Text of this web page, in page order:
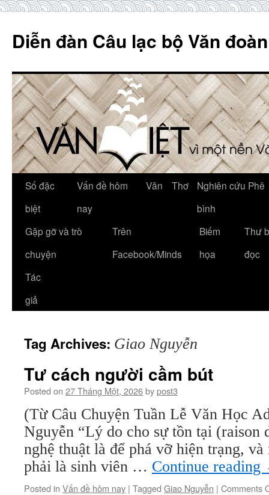
content
Diễn đàn Câu lạc bộ Văn
Số đặc
biệt
Vấn đề hôm
nay
Văn Thơ
Nghiên cứu Phê
bình
Gặp gỡ và trò
chuyện
Trên
Facebook/Minds
Biếm
họa
Thư
đọc
Tác
giả
Tag Archives: Giao Nguyễn
Tư cách người cầm bút
Posted on 27 Tháng Một, 2026bypost3
(Từ Câu Chuyện Tuần Lễ Văn Học
Nguyễn “Lý do cho sự tồn tại (raison
nghệ thuật là để phá vỡ hiện trạng,
phải là sinh viên … Continue reading
Posted in Vấn đề hôm nay | Tagged Giao Nguyễn | Comments